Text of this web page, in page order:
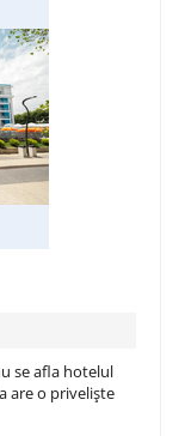
se afla hotelul
are o priveliște